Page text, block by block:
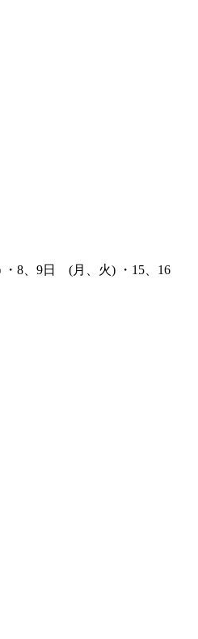
・8、9日 (月、火) ・15、16